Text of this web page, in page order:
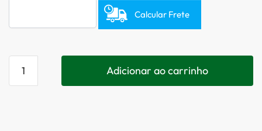
Calcular Frete
Adicionar ao carrinho